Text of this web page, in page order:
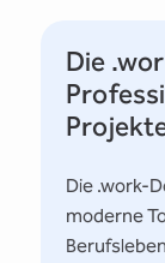
Die
Die .work-
moderne